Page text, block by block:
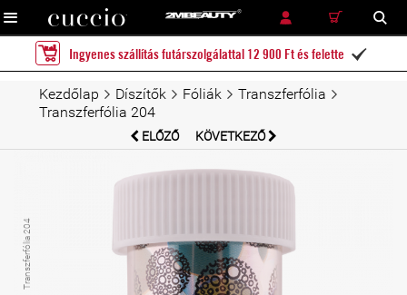
RÉSZLETES KERESÉS KERESÉS
Ingyenes szállítás futárszolgálattal 12 900 Ft és felette 
Kezdőlap Díszítők Fóliák
Transzferfólia
Transzferfólia 204
ELŐZŐ KÖVETKEZŐ
Transzferfólia 204